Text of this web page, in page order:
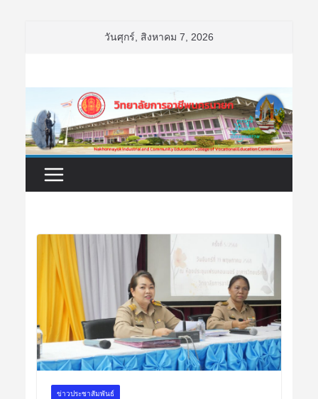
วันศุกร์, สิงหาคม 7, 2026
ข่าวประชาสัมพันธ์